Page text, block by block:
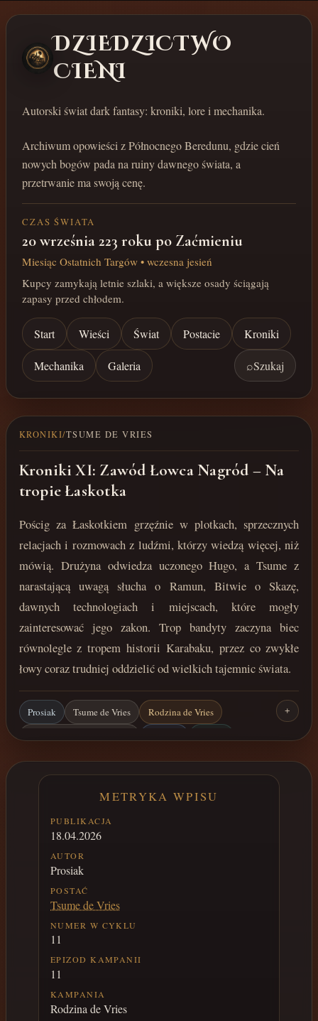
DZIEDZICTWO
CIENI
Autorski świat dark fantasy: kroniki, lore i mechanika.
Archiwum opowieści z Północnego Beredunu, gdzie cień
nowych bogów pada na ruiny dawnego świata, a
przetrwanie ma swoją cenę.
CZAS ŚWIATA
20 września 223 roku po Zaćmieniu
Miesiąc Ostatnich Targów • wczesna jesień
Kupcy zamykają letnie szlaki, a większe osady ściągają
zapasy przed chłodem.
Start Wieści Świat Postacie Kroniki
Mechanika Galeria ⌕Szukaj
KRONIKI/TSUME DE VRIES
Kroniki XI: Zawód Łowca Nagród – Na
tropie Łaskotka
Pościg za Łaskotkiem grzęźnie w plotkach, sprzecznych
relacjach i rozmowach z ludźmi, którzy wiedzą więcej, niż
mówią. Drużyna odwiedza uczonego Hugo, a Tsume z
narastającą uwagą słucha o Ramun, Bitwie o Skazę,
dawnych technologiach i miejscach, które mogły
zainteresować jego zakon. Trop bandyty zaczyna biec
równolegle z tropem historii Karabaku, przez co zwykłe
łowy coraz trudniej oddzielić od wielkich tajemnic świata.
Prosiak Tsume de Vries
Rodzina de Vries
Bitwa o Skazę
Dawne technologie
+
METRYKA WPISU
PUBLIKACJA
18.04.2026
AUTOR
Prosiak
POSTAĆ
Tsume de Vries
NUMER W CYKLU
11
EPIZOD KAMPANII
11
KAMPANIA
Rodzina de Vries